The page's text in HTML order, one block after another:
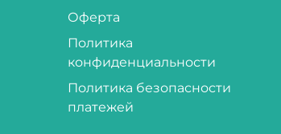
Оферта
Политика
конфиденциальности
Политика безопасности
платежей